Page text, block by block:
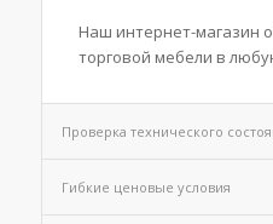
Наш интернет-магазин
торговой мебели в
Проверка технического
Гибкие ценовые условия